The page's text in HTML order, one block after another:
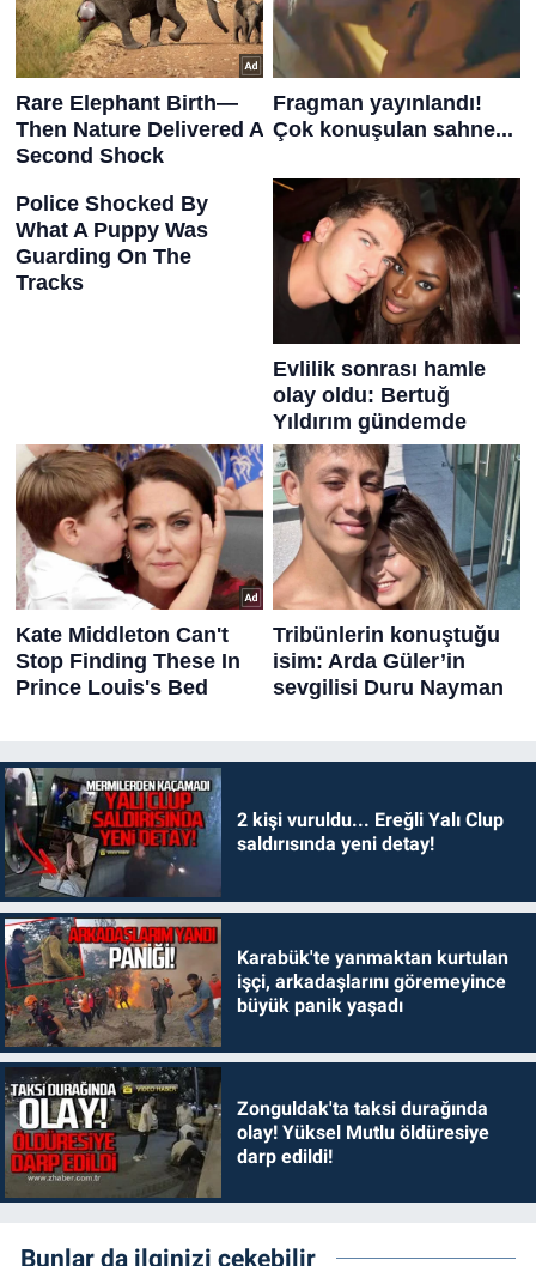
2 kişi vuruldu... Ereğli Yalı Clup
saldırısında yeni detay!
Karabük'te yanmaktan kurtulan
işçi, arkadaşlarını göremeyince
büyük panik yaşadı
Zonguldak'ta taksi durağında
olay! Yüksel Mutlu öldüresiye
darp edildi!
Bunlar da ilginizi çekebilir